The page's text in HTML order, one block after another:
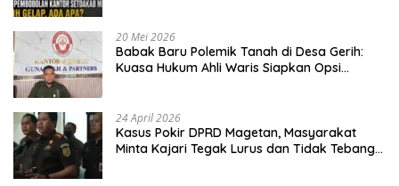
20 Mei 2026
Babak Baru Polemik Tanah di Desa Gerih:
Kuasa Hukum Ahli Waris Siapkan Opsi
24 April 2026
Kasus Pokir DPRD Magetan, Masyarakat
Minta Kajari Tegak Lurus dan Tidak Tebang